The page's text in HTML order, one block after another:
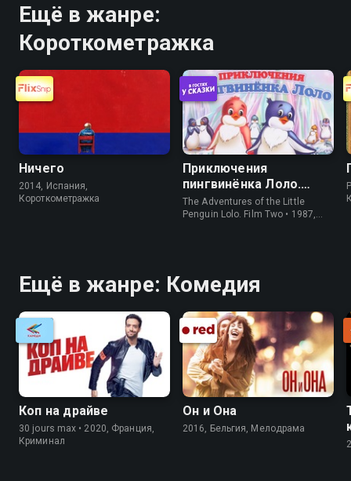
Ещё в жанре:
Короткометражка
Ничего
2014, Испания,
Короткометражка
Приключения
пингвинёнка Лоло.
Фильм второй
The Adventures of the Little
Penguin Lolo. Film Two • 1987,
Ещё в жанре: Комедия
Коп на драйве
30 jours max • 2020, Франция,
Криминал
Он и Она
2016, Бельгия, Мелодрама